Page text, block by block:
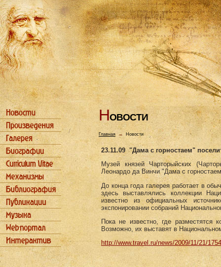
НОВОСТИ
Главная→ Новости
23.11.09 "Дама с горностаем"
Музей князей Чарторыйских
Леонардо да Винчи "Дама с
До конца года галерея работает в
здесь выставлялись коллекции
известно из официальных
экспонировании собраний
Пока не известно, где
Возможно, их выставят в
http://www.travel.ru/news/2009/11/21/